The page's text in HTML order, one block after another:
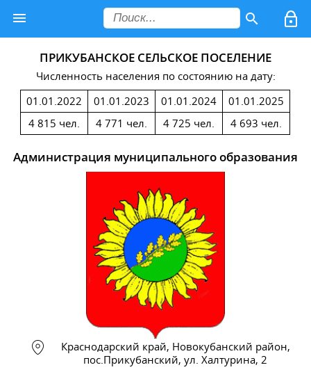
ПРИКУБАНСКОЕ СЕЛЬСКОЕ ПОСЕЛЕНИЕ
Численность населения по состоянию на дату:
01.01.2022
4 815 чел.
01.01.2023
4 771 чел.
01.01.2024
4 725 чел.
01.01.2025
4 693 чел.
Администрация муниципального образования
Краснодарский край, Новокубанский район,
пос.Прикубанский, ул. Халтурина, 2